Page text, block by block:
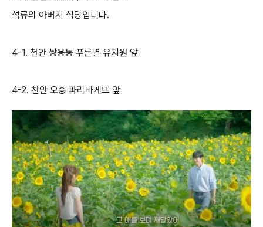
석류의 아버지 식당입니다.
4-1. 천안 쌍용동 푸른별 유치원 앞
4-2. 천안 오송 파리바게뜨 앞